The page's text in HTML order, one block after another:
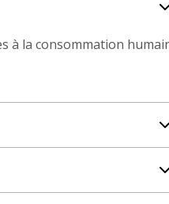
à la consommation